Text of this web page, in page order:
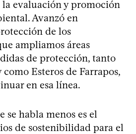
evaluación y promoción
Avanzó en
de los
ampliamos áreas
de protección, tanto
Esteros de Farrapos,
en esa línea.
se habla menos es el
de sostenibilidad para el